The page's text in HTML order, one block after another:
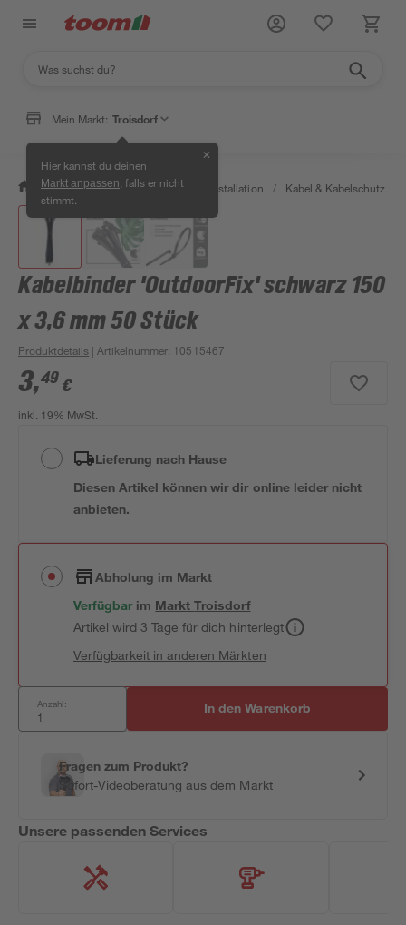
Mein Markt: Troisdorf
Hier kannst du deinen
Markt anpassen , falls er nicht
stimmt.
✕
/ Bauen & Renovieren / Elektroinstallation / Kabel & Kabelschutz
Kabelbinder 'OutdoorFix' schwarz 150
x 3,6 mm 50 Stück
Produktdetails | Artikelnummer: 10515467
3,49 €
inkl. 19% MwSt.
Lieferung nach Hause
Diesen Artikel können wir dir online leider nicht
anbieten.
Abholung im Markt
Verfügbar im MarktTroisdorf
Artikel wird 3 Tage für dich hinterlegt
Verfügbarkeit in anderen Märkten
Anzahl: In den Warenkorb
Fragen zum Produkt?
Sofort-Videoberatung aus dem Markt
Unsere passenden Services